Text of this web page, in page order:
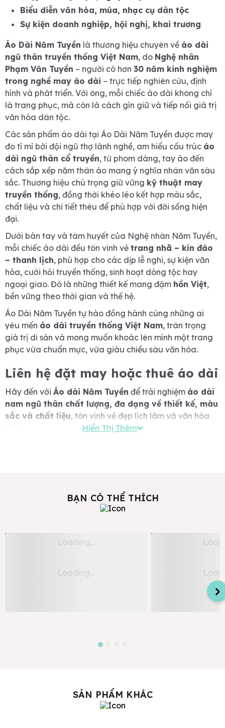
Biểu diễn văn hóa, múa, nhạc cụ dân tộc
Sự kiện doanh nghiệp, hội nghị, khai trương
Áo Dài Năm Tuyền là thương hiệu chuyên về áo dài
ngũ thân truyền thống Việt Nam, do Nghệ nhân
Phạm Văn Tuyền – người có hơn 30 năm kinh nghiệm
trong nghề may áo dài – trực tiếp nghiên cứu, định
hình và phát triển. Với ông, mỗi chiếc áo dài không chỉ
là trang phục, mà còn là cách gìn giữ và tiếp nối giá trị
văn hóa dân tộc.
Các sản phẩm áo dài tại Áo Dài Năm Tuyền được may
đo tỉ mỉ bởi đội ngũ thợ lành nghề, am hiểu cấu trúc áo
dài ngũ thân cổ truyền, từ phom dáng, tay áo đến
cách sắp xếp năm thân áo mang ý nghĩa nhân văn sâu
sắc. Thương hiệu chú trọng giữ vững kỹ thuật may
truyền thống, đồng thời khéo léo kết hợp màu sắc,
chất liệu và chi tiết thêu để phù hợp với đời sống hiện
đại.
Dưới bàn tay và tâm huyết của Nghệ nhân Năm Tuyền,
mỗi chiếc áo dài đều tôn vinh vẻ trang nhã – kín đáo
– thanh lịch, phù hợp cho các dịp lễ nghi, sự kiện văn
hóa, cưới hỏi truyền thống, sinh hoạt dòng tộc hay
ngoại giao. Đó là những thiết kế mang đậm hồn Việt,
bền vững theo thời gian và thế hệ.
Áo Dài Năm Tuyền tự hào đồng hành cùng những ai
yêu mến áo dài truyền thống Việt Nam, trân trọng
giá trị di sản và mong muốn khoác lên mình một trang
phục vừa chuẩn mực, vừa giàu chiều sâu văn hóa.
Liên hệ đặt may hoặc thuê áo dài
Hãy đến với Áo dài Năm Tuyền để trải nghiệm áo dài
nam ngũ thân chất lượng, đa dạng về thiết kế, màu
sắc và chất liệu, tôn vinh vẻ đẹp lịch lãm và văn hóa
Hiển Thị Thêm
BẠN CÓ THỂ THÍCH
Lịch Lãm, Chuẩn Dáng Việt
Lanh Ngũ Thân Tay
Sản phẩm may đo theo
SẢN PHẨM KHÁC